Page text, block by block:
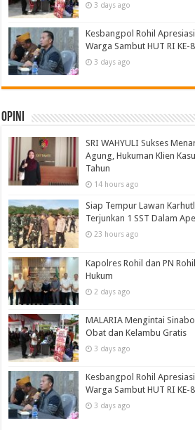
3 days ago
Kesbangpol Rohil
Warga Sambut HUT RI KE-
3 days ago
Opini
SRI WAHYULI Sukses
Agung, Hukuman Klien
Tahun
14 hours ago
Siap Tempur Lawan
Terjunkan 1 SST Dalam
23 hours ago
Kapolres Rohil dan PN
Hukum
2 days ago
MALARIA Mengintai
Obat dan Kelambu Gratis
3 days ago
Kesbangpol Rohil
Warga Sambut HUT RI KE-
3 days ago